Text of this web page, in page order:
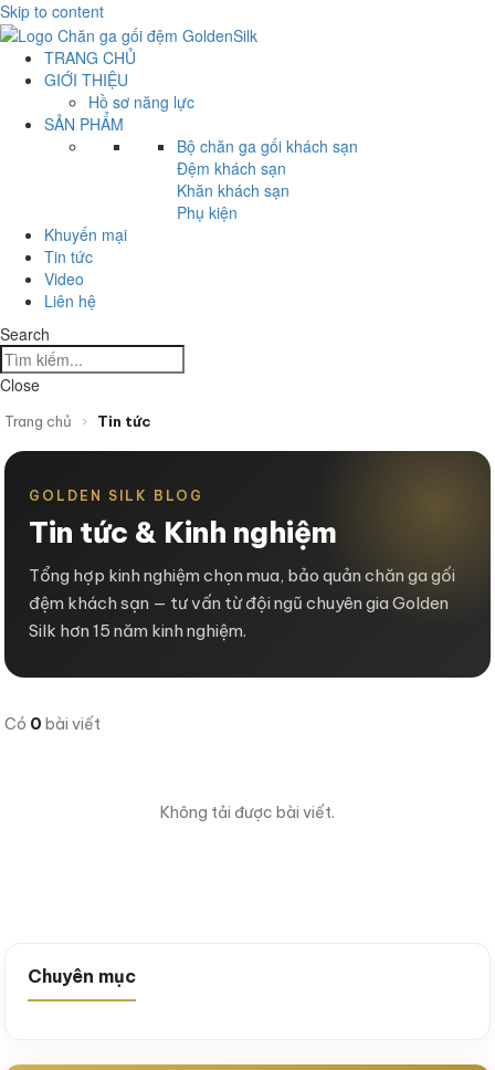
Skip to content
TRANG CHỦ
GIỚI THIỆU
Hồ sơ năng lực
SẢN PHẨM
Bộ chăn ga gối khách sạn
Đệm khách sạn
Khăn khách sạn
Phụ kiện
Khuyến mại
Tin tức
Video
Liên hệ
Search
Close
Trang chủ › Tin tức
GOLDEN SILK BLOG
Tin tức & Kinh nghiệm
Tổng hợp kinh nghiệm chọn mua, bảo quản chăn ga gối
đệm khách sạn — tư vấn từ đội ngũ chuyên gia Golden
Silk hơn 15 năm kinh nghiệm.
Có 0 bài viết
Không tải được bài viết.
Chuyên mục